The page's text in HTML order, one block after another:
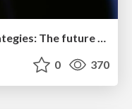
Impact Scores and Hybrid Strategies: The future of link building
0 370